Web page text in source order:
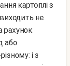
не
рахунок
або
і з